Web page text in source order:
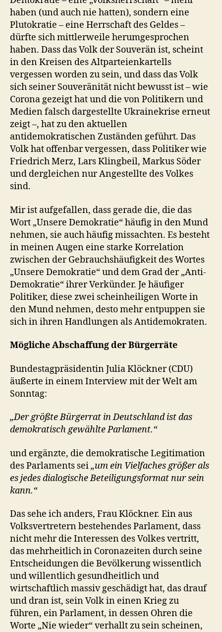
haben (und auch nie hatten), sondern eine
Plutokratie – eine Herrschaft des Geldes –
dürfte sich mittlerweile herumgesprochen
haben. Dass das Volk der Souverän ist, scheint
in den Kreisen des Altparteienkartells
vergessen worden zu sein, und dass das Volk
sich seiner Souveränität nicht bewusst ist – wie
Corona gezeigt hat und die von Politikern und
Medien falsch dargestellte Ukrainekrise erneut
zeigt –, hat zu den aktuellen
antidemokratischen Zuständen geführt. Das
Volk hat offenbar vergessen, dass Politiker wie
Friedrich Merz, Lars Klingbeil, Markus Söder
und dergleichen nur Angestellte des Volkes
sind.
Mir ist aufgefallen, dass gerade die, die das
Wort „Unsere Demokratie“ häufig in den Mund
nehmen, sie auch häufig missachten. Es besteht
in meinen Augen eine starke Korrelation
zwischen der Gebrauchshäufigkeit des Wortes
„Unsere Demokratie“ und dem Grad der „Anti-
Demokratie“ ihrer Verkünder. Je häufiger
Politiker, diese zwei scheinheiligen Worte in
den Mund nehmen, desto mehr entpuppen sie
sich in ihren Handlungen als Antidemokraten.
Mögliche Abschaffung der Bürgerräte
Bundestagpräsidentin Julia Klöckner (CDU)
äußerte in einem Interview mit der Welt am
Sonntag:
„Der größte Bürgerrat in Deutschland ist das
demokratisch gewählte Parlament.“
und ergänzte, die demokratische Legitimation
des Parlaments sei„um ein Vielfaches größer als
es jedes dialogische Beteiligungsformat nur sein
kann.“
Das sehe ich anders, Frau Klöckner. Ein aus
Volksvertretern bestehendes Parlament, dass
nicht mehr die Interessen des Volkes vertritt,
das mehrheitlich in Coronazeiten durch seine
Entscheidungen die Bevölkerung wissentlich
und willentlich gesundheitlich und
wirtschaftlich massiv geschädigt hat, das drauf
und dran ist, sein Volk in einen Krieg zu
führen, ein Parlament, in dessen Ohren die
Worte „Nie wieder“ verhallt zu sein scheinen,